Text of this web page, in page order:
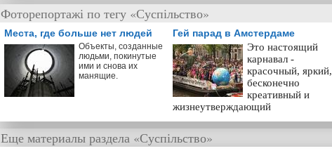
Фоторепортажі по тегу «Суспільство»
Места, где больше нет людей
Объекты, созданные
людьми, покинутые
ими и снова их
манящие.
Гей парад в Амстердаме
Это настоящий
карнавал -
красочный, яркий,
бесконечно
креативный и
жизнеутверждающий
Еще материалы раздела «Суспільство»